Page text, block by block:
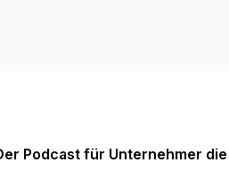
Der Podcast für Unternehmer